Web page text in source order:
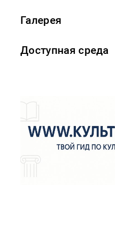
Галерея
Доступная среда